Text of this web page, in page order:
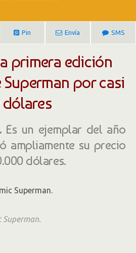
Pin Envía SMS
primera edición
por casi
Es un ejemplar del año
ampliamente su precio
dólares.